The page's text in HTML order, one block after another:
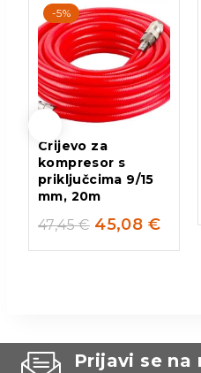
-5%
Crijevo za
kompresor s
priključcima 9/15
mm, 20m
47,45€ 45,08 €
Prijavi se na